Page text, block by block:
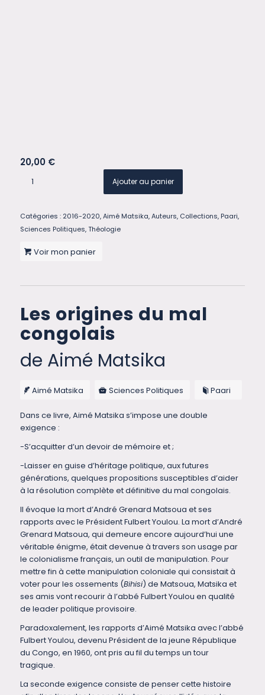
20,00 €
Ajouter au panier
Catégories : 2016-2020,Aimé Matsika,Auteurs, Collections, Paari,
Sciences Politiques,Théologie
Voir mon panier
Les origines du mal
congolais
de Aimé Matsika
Aimé Matsika Sciences Politiques Paari
Dans ce livre, Aimé Matsika s’impose une double
exigence :
-S’acquitter d’un devoir de mémoire et ;
-Laisser en guise d’héritage politique, aux futures
générations, quelques propositions susceptibles d’aider
à la résolution complète et définitive du mal congolais.
Il évoque la mort d’André Grenard Matsoua et ses
rapports avec le Président Fulbert Youlou. La mort d’André
Grenard Matsoua, qui demeure encore aujourd’hui une
véritable énigme, était devenue à travers son usage par
le colonialisme français, un outil de manipulation. Pour
mettre fin à cette manipulation coloniale qui consistait à
voter pour les ossements (Bihisi) de Matsoua, Matsika et
ses amis vont recourir à l’abbé Fulbert Youlou en qualité
de leader politique provisoire.
Paradoxalement, les rapports d’Aimé Matsika avec l’abbé
Fulbert Youlou, devenu Président de la jeune République
du Congo, en 1960, ont pris au fil du temps un tour
tragique.
La seconde exigence consiste de penser cette histoire